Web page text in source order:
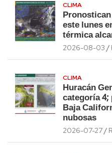
CLIMA
este lunes
térmica
2026-08-03
CLIMA
Huracán
categoría
Baja
nubosas
2026-07-27